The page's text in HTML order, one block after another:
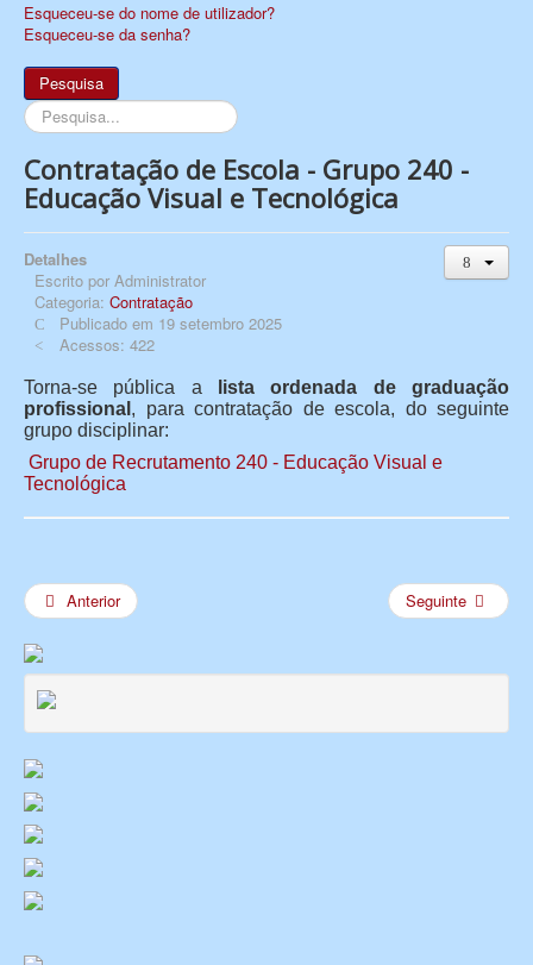
Esqueceu-se do nome de utilizador?
Esqueceu-se da senha?
Pesquisa
Pesquisa...
Contratação de Escola - Grupo 240 -
Educação Visual e Tecnológica
Detalhes
Escrito por Administrator
Categoria: Contratação
Publicado em 19 setembro 2025
Acessos: 422
Torna-se pública a lista ordenada de graduação
profissional , para contratação de escola, do seguinte
grupo disciplinar:
Grupo de Recrutamento 240 - Educação Visual e
Tecnológica
Anterior Seguinte